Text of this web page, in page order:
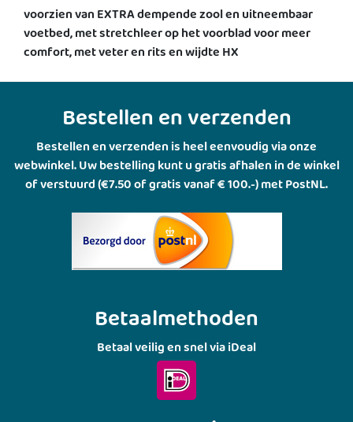
voorzien van EXTRA dempende zool en uitneembaar
voetbed, met stretchleer op het voorblad voor meer
comfort, met veter en rits en wijdte HX
Bestellen en verzenden
Bestellen en verzenden is heel eenvoudig via onze
webwinkel. Uw bestelling kunt u gratis afhalen in de winkel
of verstuurd (€7.50 of gratis vanaf € 100.-) met PostNL.
Betaalmethoden
Betaal veilig en snel via iDeal